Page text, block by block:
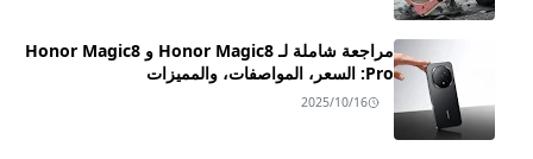
مراجعة شاملة لـ Honor Magic8 و Honor Magic8
Pro: السعر، المواصفات، والمميزات
2025/10/16